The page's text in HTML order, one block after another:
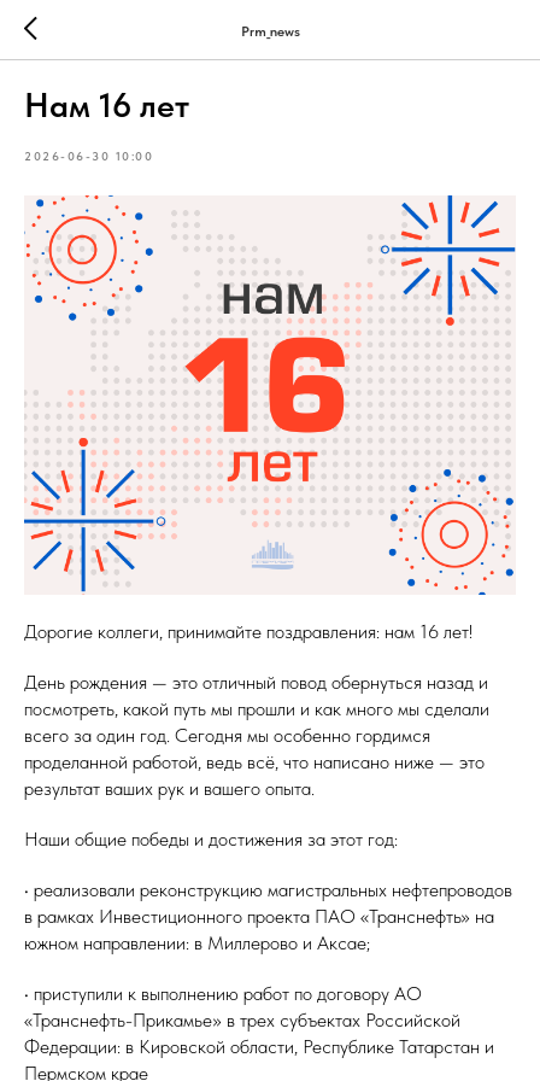
Prm_news
Нам 16 лет
2026-06-30 10:00
Дорогие коллеги, принимайте поздравления: нам 16 лет!
День рождения — это отличный повод обернуться назад и
посмотреть, какой путь мы прошли и как много мы сделали
всего за один год. Сегодня мы особенно гордимся
проделанной работой, ведь всё, что написано ниже — это
результат ваших рук и вашего опыта.
Наши общие победы и достижения за этот год:
• реализовали реконструкцию магистральных нефтепроводов
в рамках Инвестиционного проекта ПАО «Транснефть» на
южном направлении: в Миллерово и Аксае;
• приступили к выполнению работ по договору АО
«Транснефть-Прикамье» в трех субъектах Российской
Федерации: в Кировской области, Республике Татарстан и
Пермском крае